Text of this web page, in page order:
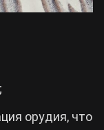
орудия, что